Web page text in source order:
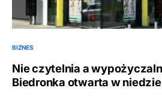
BIZNES
Nie czytelnia a
Biedronka otwarta w